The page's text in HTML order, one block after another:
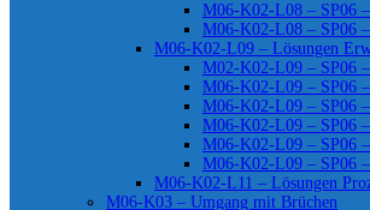
M06-K02-L08 – SP06
M06-K02-L08 – SP06
M06-K02-L09 – Lösungen
M02-K02-L09 – SP06
M06-K02-L09 – SP06
M06-K02-L09 – SP06
M06-K02-L09 – SP06
M06-K02-L09 – SP06
M06-K02-L09 – SP06
M06-K02-L11 – Lösungen
M06-K03 – Umgang mit Brüchen